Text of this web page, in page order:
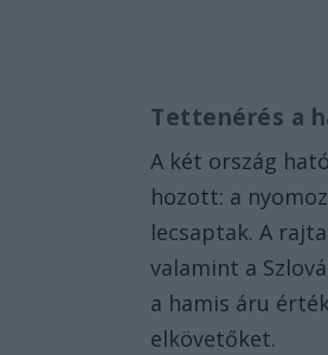
Tettenérés a
A két ország
hozott: a
lecsaptak. A
valamint a
a hamis áru
elkövetőket.